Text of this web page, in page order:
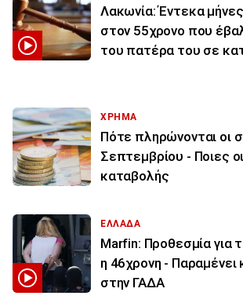
Λακωνία: Έντεκα
στον 55χρονο που
του πατέρα του σε
ΧΡΗΜΑ
Πότε πληρώνονται οι
Σεπτεμβρίου - Ποιες
καταβολής
ΕΛΛΑΔΑ
Marfin: Προθεσμία για
η 46χρονη - Παραμένει
στην ΓΑΔΑ